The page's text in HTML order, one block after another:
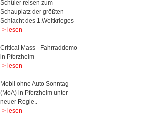
Schüler reisen zum
Schauplatz der größten
Schlacht des 1.Weltkrieges
-> lesen
Critical Mass - Fahrraddemo
in Pforzheim
-> lesen
Mobil ohne Auto Sonntag
(MoA) in Pforzheim unter
neuer Regie..
-> lesen